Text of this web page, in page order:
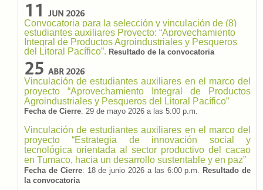
11 JUN 2026
Convocatoria para la selección y vinculación de (8)
estudiantes auxiliares Proyecto: “Aprovechamiento
Integral de Productos Agroindustriales y Pesqueros
del Litoral Pacífico”. Resultado de la convocatoria
25 ABR 2026
Vinculación de estudiantes auxiliares en el marco del
proyecto “Aprovechamiento Integral de Productos
Agroindustriales y Pesqueros del Litoral Pacífico”
Fecha de Cierre: 29 de mayo 2026 a las 5:00 p.m.
Vinculación de estudiantes auxiliares en el marco del
proyecto “Estrategia de innovación social y
tecnológica orientada al sector productivo del cacao
en Tumaco, hacia un desarrollo sustentable y en paz”
Fecha de Cierre: 18de junio 2026 a las 6:00 p.m. Resultado de
la convocatoria